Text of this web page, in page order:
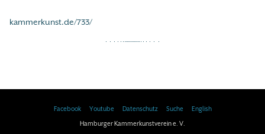
kammerkunst.de/733/
Facebook Youtube Datenschutz Suche
English
Hamburger Kammerkunstverein e. V.